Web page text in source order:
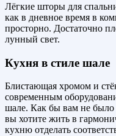
Лёгкие шторы для
как в дневное время в
просторно. Достаточно
лунный свет.
Кухня в стиле шале
Блистающая хромом и
современным
шале. Как бы вам не было
вы хотите жить в
кухню отделать